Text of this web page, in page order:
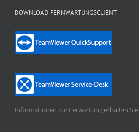
DOWNLOAD FERNWARTUNGSCLIENT
Informationen zur Ferwartung erhalten Sie